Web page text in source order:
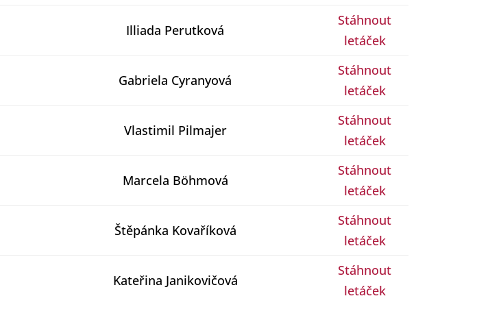
Illiada Perutková
Stáhnout
letáček
Gabriela Cyranyová
Stáhnout
letáček
Vlastimil Pilmajer
Stáhnout
letáček
Marcela Böhmová
Stáhnout
letáček
Štěpánka Kovaříková
Stáhnout
letáček
Kateřina Janikovičová
Stáhnout
letáček